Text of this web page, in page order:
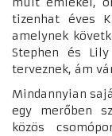
tizenhat éves
amelynek
Stephen és
terveznek, ám
Mindannyian
egy merőben
közös